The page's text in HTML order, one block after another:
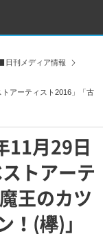
日刊メディア情報
アーティスト2016」「古
11月29日
トアーテ
王のカツ
！(欅)」